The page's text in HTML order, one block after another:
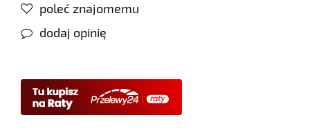
poleć znajomemu
dodaj opinię